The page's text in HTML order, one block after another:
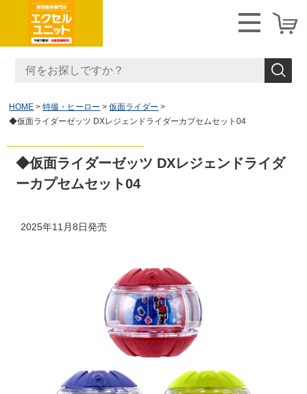
HOME 特撮・ヒーロー
仮面ライダー
◆仮面ライダーゼッツ DXレジェンドライダーカプセムセット04
◆仮面ライダーゼッツ DXレジェンドライダ
ーカプセムセット04
2025年11月8日発売